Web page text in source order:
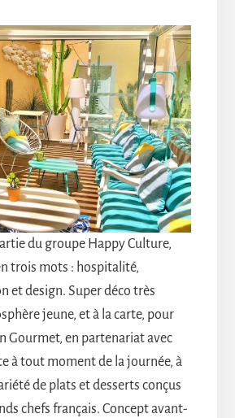
du groupe Happy Culture,
trois mots : hospitalité,
et design. Super déco très
jeune, et à la carte, pour
Gourmet, en partenariat avec
à tout moment de la journée, à
de plats et desserts conçus
chefs français. Concept avant-